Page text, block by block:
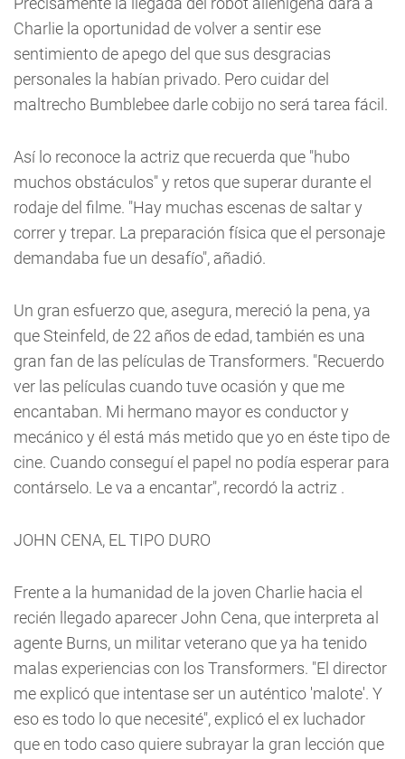
Charlie la oportunidad de volver a sentir ese
sentimiento de apego del que sus desgracias
personales la habían privado. Pero cuidar del
maltrecho Bumblebee darle cobijo no será tarea fácil.
Así lo reconoce la actriz que recuerda que "hubo
muchos obstáculos" y retos que superar durante el
rodaje del filme. "Hay muchas escenas de saltar y
correr y trepar. La preparación física que el personaje
demandaba fue un desafío", añadió.
Un gran esfuerzo que, asegura, mereció la pena, ya
que Steinfeld, de 22 años de edad, también es una
gran fan de las películas de Transformers. "Recuerdo
ver las películas cuando tuve ocasión y que me
encantaban. Mi hermano mayor es conductor y
mecánico y él está más metido que yo en éste tipo de
cine. Cuando conseguí el papel no podía esperar para
contárselo. Le va a encantar", recordó la actriz .
JOHN CENA, EL TIPO DURO
Frente a la humanidad de la joven Charlie hacia el
recién llegado aparecer John Cena, que interpreta al
agente Burns, un militar veterano que ya ha tenido
malas experiencias con los Transformers. "El director
me explicó que intentase ser un auténtico 'malote'. Y
eso es todo lo que necesité", explicó el ex luchador
que en todo caso quiere subrayar la gran lección que